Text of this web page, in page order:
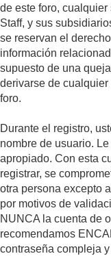
de este foro,
Staff, y sus
se reservan el
información
supuesto de una
derivarse de
foro.
Durante el registro,
nombre de usuario.
apropiado. Con esta
registrar, se
otra persona excepto
por motivos de
NUNCA la cuenta de
recomendamos
contraseña compleja